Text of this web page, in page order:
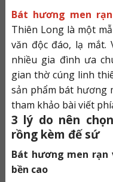
Bát hương men
Thiên Long là một
văn độc đáo, lạ mắt.
nhiều gia đình ưa
gian thờ cúng linh
sản phẩm bát hương
tham khảo bài viết
3 lý do nên
rồng kèm đế sứ
Bát hương men rạn
bền cao